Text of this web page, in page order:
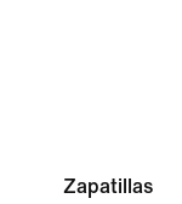
Zapatillas